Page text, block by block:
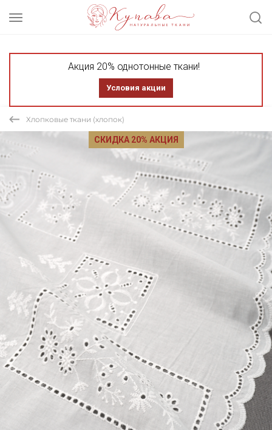
Акция 20% однотонные ткани!
Условия акции
Хлопковые ткани (хлопок)
СКИДКА 20% АКЦИЯ